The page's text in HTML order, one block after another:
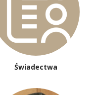
Świadectwa